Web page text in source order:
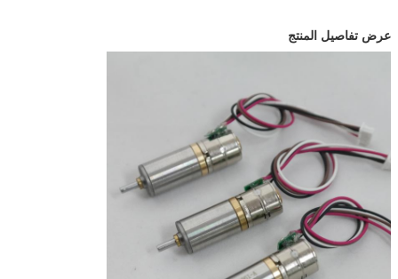
عرض تفاصيل المنتج